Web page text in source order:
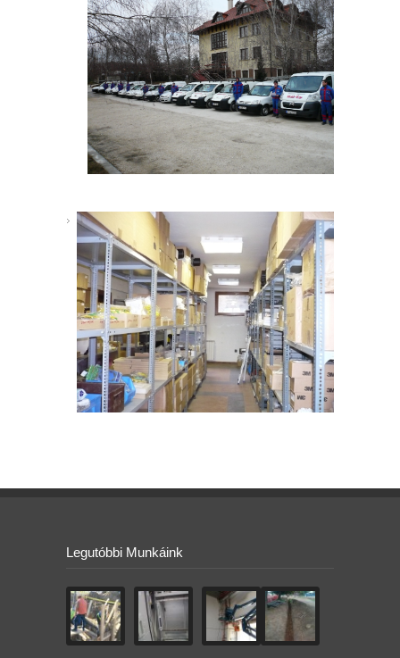
Legutóbbi Munkáink